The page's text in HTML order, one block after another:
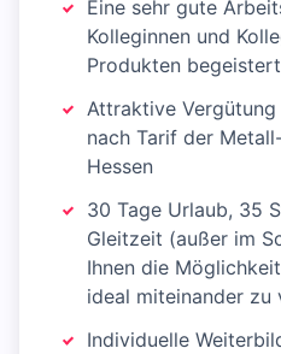
Eine sehr gute
Kolleginnen und
Produkten
Attraktive
nach Tarif der
Hessen
30 Tage Urlaub, 35
Gleitzeit (außer im
Ihnen die
ideal miteinander zu
Individuelle